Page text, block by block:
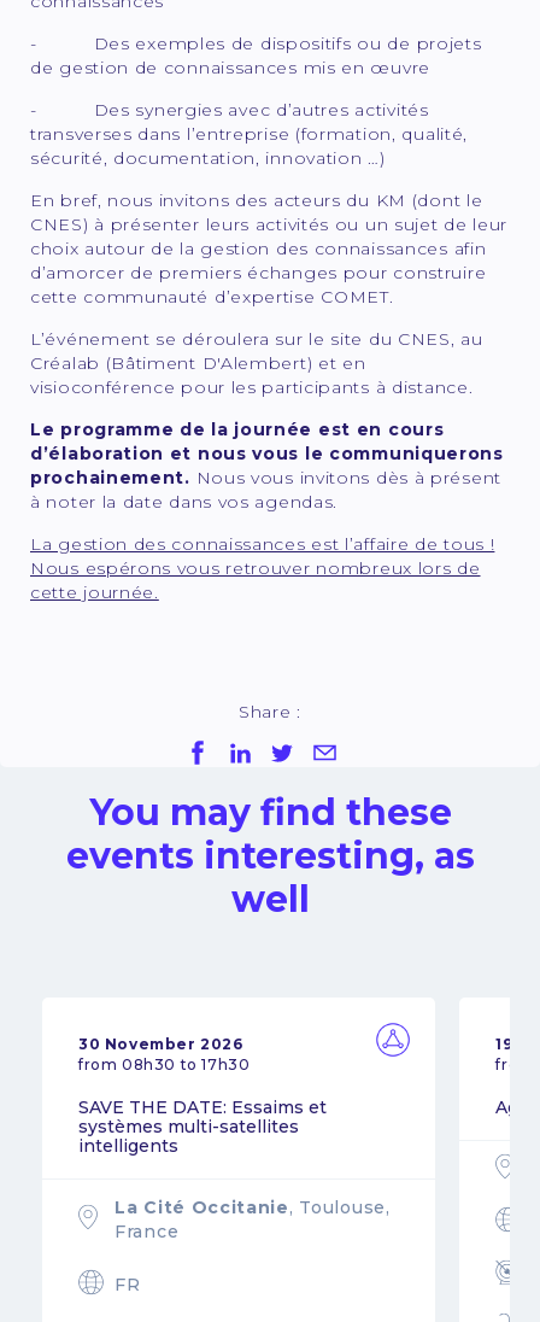
- Des exemples de dispositifs ou de projets
de gestion de connaissances mis en œuvre
- Des synergies avec d’autres activités
transverses dans l’entreprise (formation, qualité,
sécurité, documentation, innovation …)
En bref, nous invitons des acteurs du KM (dont le
CNES) à présenter leurs activités ou un sujet de leur
choix autour de la gestion des connaissances afin
d’amorcer de premiers échanges pour construire
cette communauté d’expertise COMET.
L’événement se déroulera sur le site du CNES, au
Créalab (Bâtiment D'Alembert) et en
visioconférence pour les participants à distance.
Le programme de la journée est en cours
d’élaboration et nous vous le communiquerons
prochainement. Nous vous invitons dès à présent
à noter la date dans vos agendas.
La gestion des connaissances est l’affaire de tous !
Nous espérons vous retrouver nombreux lors de
cette journée.
Share :
You may find these
events interesting, as
well
30 November 2026
from 08h30 to 17h30
SAVE THE DATE: Essaims et
systèmes multi-satellites
intelligents
La Cité Occitanie, Toulouse,
France
FR
19
from